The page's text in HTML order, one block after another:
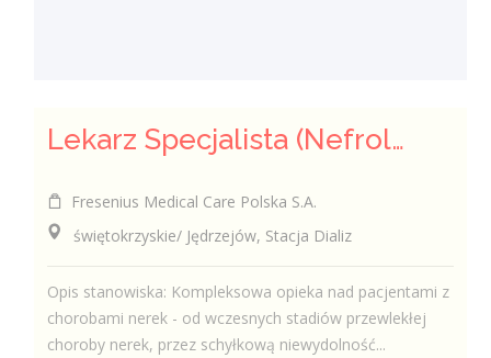
Lekarz Specjalista (Nefrolog / Internista) (K/M/N)
Fresenius Medical Care Polska S.A.
świętokrzyskie/ Jędrzejów, Stacja Dializ
Opis stanowiska: Kompleksowa opieka nad pacjentami z
chorobami nerek - od wczesnych stadiów przewlekłej
choroby nerek, przez schyłkową niewydolność...